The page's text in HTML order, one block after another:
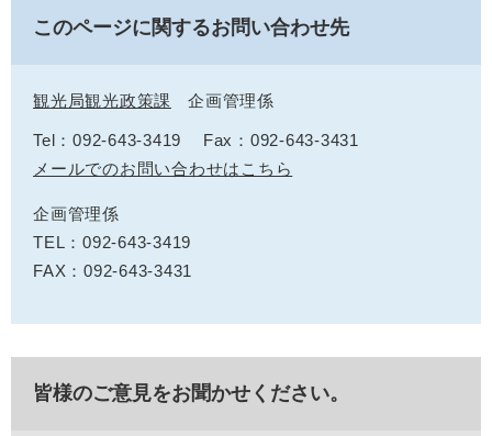
このページに関するお問い合わせ先
観光局観光政策課 企画管理係
Tel：092-643-3419
Fax：092-643-3431
メールでのお問い合わせはこちら
企画管理係
TEL：092-643-3419
FAX：092-643-3431
皆様のご意見をお聞かせください。